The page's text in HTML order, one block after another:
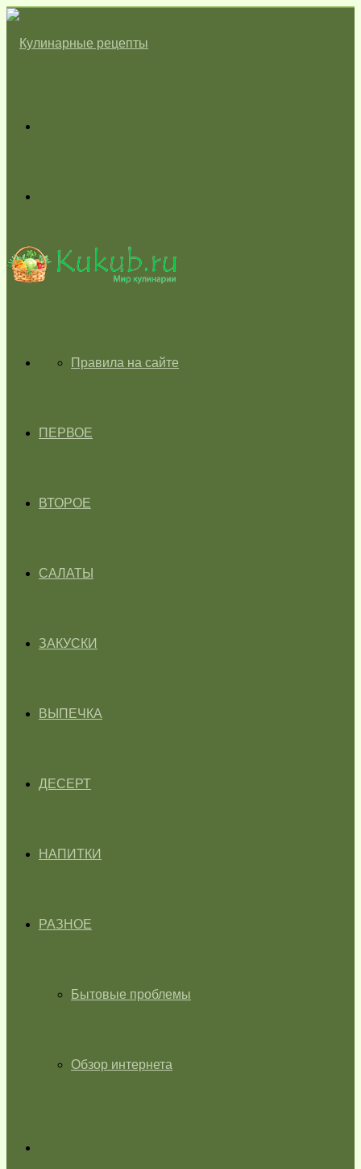
skin
ГЛАВНАЯПравила на сайте
ПЕРВОЕ
ВТОРОЕ
САЛАТЫ
ЗАКУСКИ
ВЫПЕЧКА
ДЕСЕРТ
НАПИТКИ
РАЗНОЕ
Бытовые проблемы
Обзор интернета